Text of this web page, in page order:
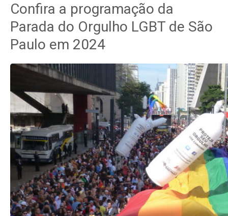
Confira a programação da
Parada do Orgulho LGBT de São
Paulo em 2024